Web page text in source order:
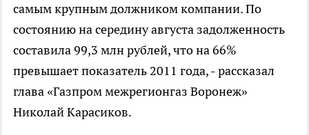
самым крупным должником компании. По
состоянию на середину августа задолженность
составила 99,3 млн рублей, что на 66%
превышает показатель 2011 года, - рассказал
глава «Газпром межрегионгаз Воронеж»
Николай Карасиков.